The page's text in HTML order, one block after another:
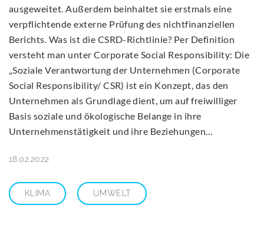
ausgeweitet. Außerdem beinhaltet sie erstmals eine
verpflichtende externe Prüfung des nichtfinanziellen
Berichts. Was ist die CSRD-Richtlinie? Per Definition
versteht man unter Corporate Social Responsibility: Die
„Soziale Verantwortung der Unternehmen (Corporate
Social Responsibility/ CSR) ist ein Konzept, das den
Unternehmen als Grundlage dient, um auf freiwilliger
Basis soziale und ökologische Belange in ihre
Unternehmenstätigkeit und ihre Beziehungen…
18.02.2022
KLIMA UMWELT